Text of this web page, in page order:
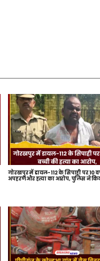
गोरखपुर में डायल-112 के सिपाही पर 10
अपहरण और हत्या का आरोप, पुलिस ने